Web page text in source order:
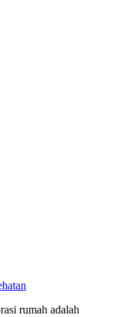
rumah adalah